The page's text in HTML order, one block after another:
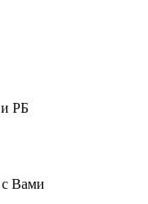
и РБ
с Вами